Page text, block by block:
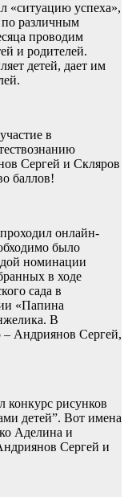
«ситуацию успеха»,
по различным
проводим
и родителей.
детей, дает им
в
Сергей и Скляров
баллов!
онлайн-
было
номинации
в ходе
сада в
«Папина
В
Андриянов Сергей,
конкурс рисунков
детей”. Вот имена
Аделина и
Сергей и